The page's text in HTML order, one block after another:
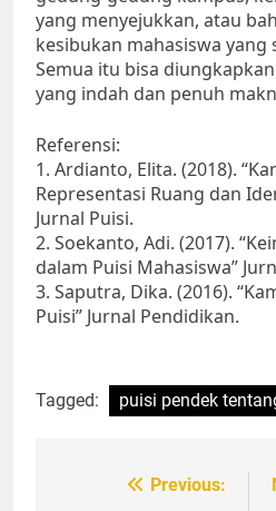
yang menyejukkan, atau
kesibukan mahasiswa yang
Semua itu bisa
yang indah dan penuh
Referensi:
1. Ardianto, Elita. (2018).
Representasi Ruang dan
Jurnal Puisi.
2. Soekanto, Adi. (2017).
dalam Puisi Mahasiswa”
3. Saputra, Dika. (2016).
Puisi” Jurnal Pendidikan.
Tagged: puisi pendek
Previous: